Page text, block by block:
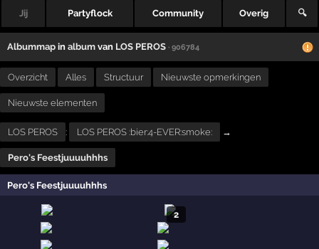
Jij Partyflock Community Overig 🔍
Albummap inalbum van LOS PEROS · 906784
Overzicht Alles Structuur Nieuwste opmerkingen
Nieuwste elementen
LOS PEROS : LOS PEROS :bier:4-EVER:smoke: →
Pero's Feestjuuuuhhhs
Pero's Feestjuuuuhhhs
2